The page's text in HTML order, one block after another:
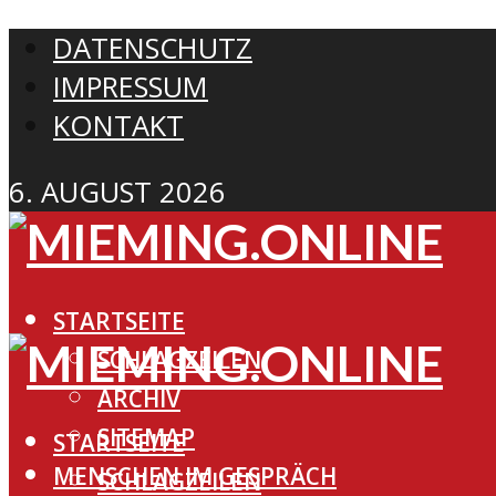
DATENSCHUTZ
IMPRESSUM
KONTAKT
6. AUGUST 2026
STARTSEITE
SCHLAGZEILEN
ARCHIV
SITEMAP
MENSCHEN IM GESPRÄCH
STARTSEITE
SCHLAGZEILEN